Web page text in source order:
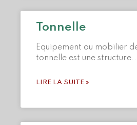
Tonnelle
Equipement ou mobilier
tonnelle est une structure
LIRE LA SUITE »